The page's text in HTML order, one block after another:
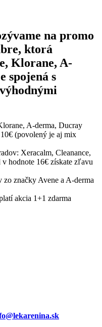
na promo
ktorá
Klorane, A-
spojená s
A-derma, Ducray
(povolený je aj mix
Xeracalm, Cleanance,
v hodnote 16€ získate zľavu
značky Avene a A-derma
akcia 1+1 zdarma